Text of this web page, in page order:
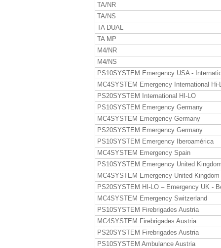
TA/NR
TA/NS
TA DUAL
TA MP
M4/NR
M4/NS
PS10SYSTEM Emergency USA -
MC4SYSTEM Emergency International Hi-
PS20SYSTEM International HI-LO
PS10SYSTEM Emergency Germany
MC4SYSTEM Emergency Germany
PS20SYSTEM Emergency Germany
PS10SYSTEM Emergency Iberoamérica
MC4SYSTEM Emergency Spain
PS10SYSTEM Emergency United Kingdom
MC4SYSTEM Emergency United Kingdom
PS20SYSTEM HI-LO – Emergency UK -
MC4SYSTEM Emergency Switzerland
PS10SYSTEM Firebrigades Austria
MC4SYSTEM Firebrigades Austria
PS20SYSTEM Firebrigades Austria
PS10SYSTEM Ambulance Austria